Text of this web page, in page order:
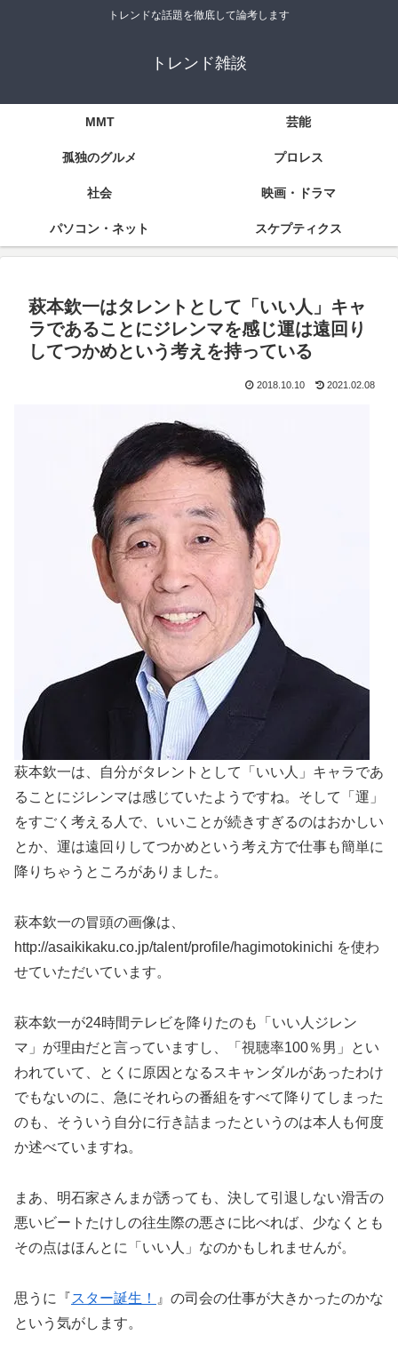
トレンドな話題を徹底して論考します
トレンド雑談
MMT 芸能
孤独のグルメ プロレス
社会 映画・ドラマ
パソコン・ネット スケプティクス
萩本欽一はタレントとして「いい人」キャ
ラであることにジレンマを感じ運は遠回り
してつかめという考えを持っている
2018.10.10 2021.02.08
萩本欽一は、自分がタレントとして「いい人」キャラであ
ることにジレンマは感じていたようですね。そして「運」
をすごく考える人で、いいことが続きすぎるのはおかしい
とか、運は遠回りしてつかめという考え方で仕事も簡単に
降りちゃうところがありました。
萩本欽一の冒頭の画像は、
http://asaikikaku.co.jp/talent/profile/hagimotokinichi を使わ
せていただいています。
萩本欽一が24時間テレビを降りたのも「いい人ジレン
マ」が理由だと言っていますし、「視聴率100％男」とい
われていて、とくに原因となるスキャンダルがあったわけ
でもないのに、急にそれらの番組をすべて降りてしまった
のも、そういう自分に行き詰まったというのは本人も何度
か述べていますね。
まあ、明石家さんまが誘っても、決して引退しない滑舌の
悪いビートたけしの往生際の悪さに比べれば、少なくとも
その点はほんとに「いい人」なのかもしれませんが。
思うに『スター誕生！
』の司会の仕事が大きかったのかな
という気がします。